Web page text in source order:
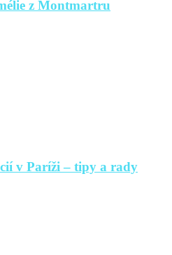
z Montmartru
v Paríži – tipy a rady